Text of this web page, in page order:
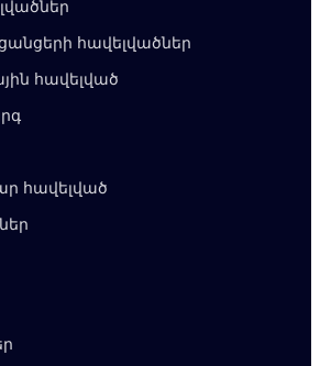
հավելվածներ
հավելված
հավելված